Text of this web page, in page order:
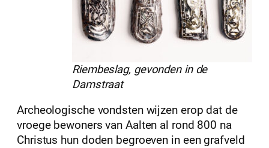
Riembeslag, gevonden in de
Damstraat
Archeologische vondsten wijzen erop dat de
vroege bewoners van Aalten al rond 800 na
Christus hun doden begroeven in een grafveld